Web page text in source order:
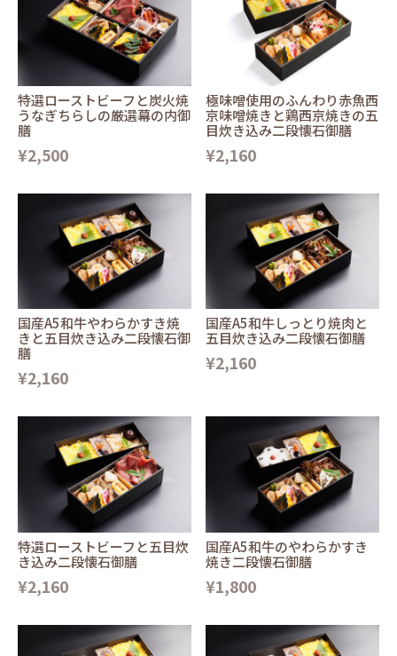
特選ローストビーフと炭火焼
うなぎちらしの厳選幕の内御
膳
¥2,500
極味噌使用のふんわり赤魚西
京味噌焼きと鶏西京焼きの五
目炊き込み二段懐石御膳
¥2,160
国産A5和牛やわらかすき焼
きと五目炊き込み二段懐石御
膳
¥2,160
国産A5和牛しっとり焼肉と
五目炊き込み二段懐石御膳
¥2,160
特選ローストビーフと五目炊
き込み二段懐石御膳
¥2,160
国産A5和牛のやわらかすき
焼き二段懐石御膳
¥1,800